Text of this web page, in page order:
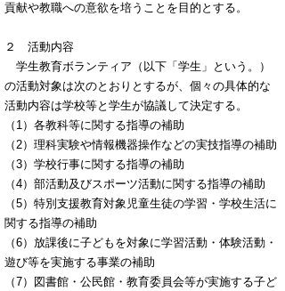
貢献や教職への意欲を培うことを目的とする。
２ 活動内容
学生教育ボランティア（以下「学生」という。）
の活動対象は次のとおりとするが、個々の具体的な
活動内容は学校等と学生が協議して決定する。
（1）各教科等に関する指導の補助
（2）理科実験や情報機器操作などの実技指導の補助
（3）学校行事に関する指導の補助
（4）部活動及びスポーツ活動に関する指導の補助
（5）特別支援教育対象児童生徒の学習・学校生活に
関する指導の補助
（6）放課後に子どもを対象に学習活動・体験活動・
遊び等を実施する事業の補助
（7）図書館・公民館・教育委員会等が実施する子ど